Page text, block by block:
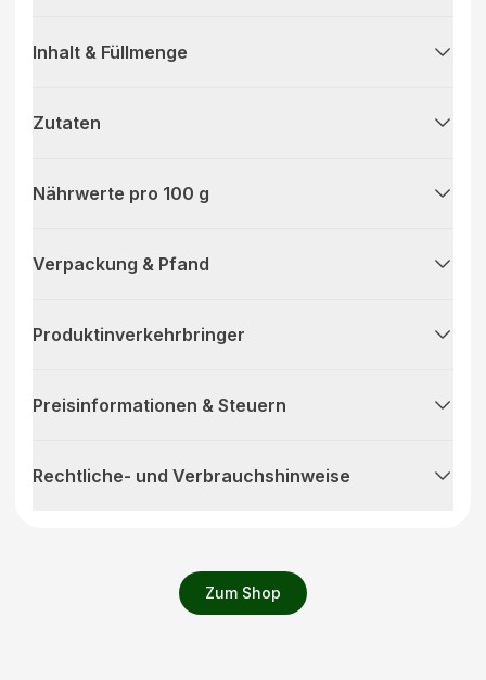
Zum Shop
Inhalt & Füllmenge
Zutaten
Nährwerte pro 100 g
Verpackung & Pfand
Produktinverkehrbringer
Preisinformationen & Steuern
Rechtliche- und Verbrauchshinweise